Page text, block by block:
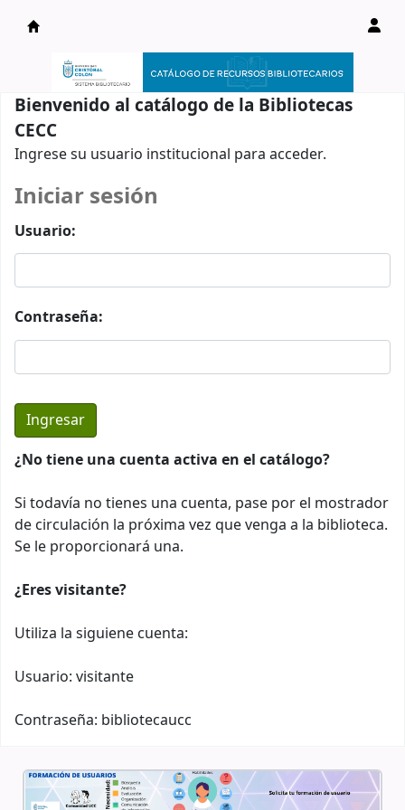
Catálogo en línea
Bienvenido al catálogo de la Bibliotecas
CECC
Ingrese su usuario institucional para acceder.
Iniciar sesión
Usuario:
Contraseña:
¿No tiene una cuenta activa en el catálogo?
Si todavía no tienes una cuenta, pase por el mostrador
de circulación la próxima vez que venga a la biblioteca.
Se le proporcionará una.
¿Eres visitante?
Utiliza la siguiene cuenta:
Usuario: visitante
Contraseña: bibliotecaucc